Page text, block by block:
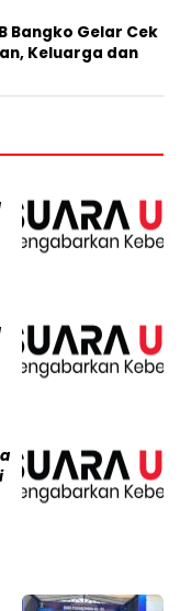
Bangko Gelar Cek
Keluarga dan